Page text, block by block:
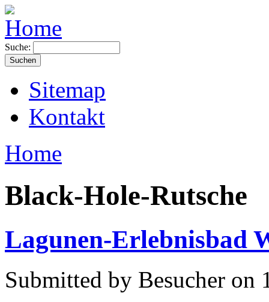
Suche:
Sitemap
Kontakt
Home
Black-Hole-Rutsche
Lagunen-Erlebnisbad
Submitted by Besucher on